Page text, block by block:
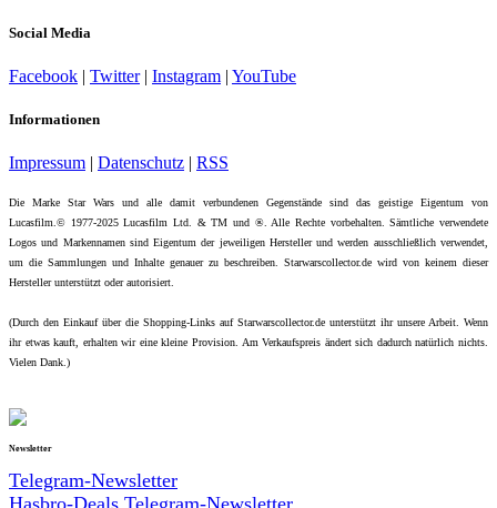
Social Media
Facebook | Twitter| Instagram | YouTube
Informationen
Impressum | Datenschutz | RSS
Die Marke Star Wars und alle damit verbundenen Gegenstände sind das geistige Eigentum von
Lucasfilm.© 1977-2025 Lucasfilm Ltd. & TM und ®. Alle Rechte vorbehalten. Sämtliche verwendete
Logos und Markennamen sind Eigentum der jeweiligen Hersteller und werden ausschließlich verwendet,
um die Sammlungen und Inhalte genauer zu beschreiben. Starwarscollector.de wird von keinem dieser
Hersteller unterstützt oder autorisiert.
(Durch den Einkauf über die Shopping-Links auf Starwarscollector.de unterstützt ihr unsere Arbeit. Wenn
ihr etwas kauft, erhalten wir eine kleine Provision. Am Verkaufspreis ändert sich dadurch natürlich nichts.
Vielen Dank.)
Newsletter
Telegram-Newsletter